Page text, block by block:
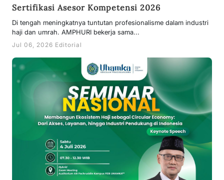
Sertifikasi Asesor Kompetensi 2026
​Di tengah meningkatnya tuntutan profesionalisme dalam industri
haji dan umrah. AMPHURI bekerja sama...
Jul 06, 2026 Editorial